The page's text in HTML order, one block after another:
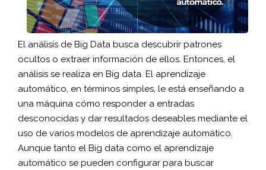
El análisis de Big Data busca descubrir patrones
ocultos o extraer información de ellos. Entonces, el
análisis se realiza en Big data. El aprendizaje
automático, en términos simples, le está enseñando a
una máquina cómo responder a entradas
desconocidas y dar resultados deseables mediante el
uso de varios modelos de aprendizaje automático.
Aunque tanto el Big data como el aprendizaje
automático se pueden configurar para buscar